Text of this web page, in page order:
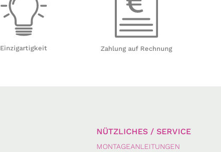
Einzigartigkeit Zahlung auf Rechnung
NÜTZLICHES / SERVICE
MONTAGEANLEITUNGEN